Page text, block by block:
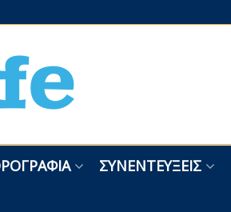
ΣΥΝΕΝΤΕΎΞΕΙΣ